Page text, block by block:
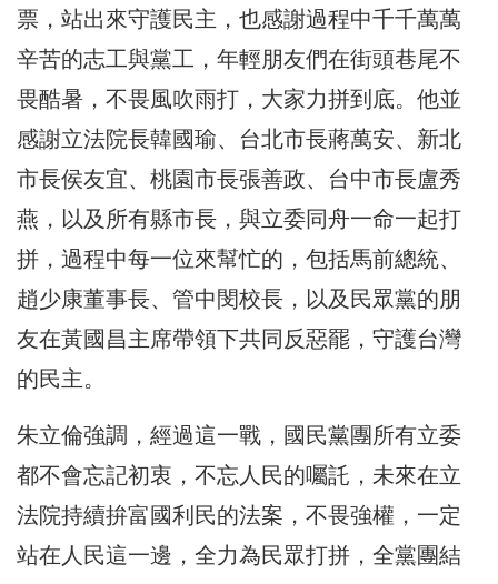
票，站出來守護民主，也感謝過程中千千萬萬
辛苦的志工與黨工，年輕朋友們在街頭巷尾不
畏酷暑，不畏風吹雨打，大家力拼到底。他並
感謝立法院長韓國瑜、台北市長蔣萬安、新北
市長侯友宜、桃園市長張善政、台中市長盧秀
燕，以及所有縣市長，與立委同舟一命一起打
拼，過程中每一位來幫忙的，包括馬前總統、
趙少康董事長、管中閔校長，以及民眾黨的朋
友在黃國昌主席帶領下共同反惡罷，守護台灣
的民主。
朱立倫強調，經過這一戰，國民黨團所有立委
都不會忘記初衷，不忘人民的囑託，未來在立
法院持續拚富國利民的法案，不畏強權，一定
站在人民這一邊，全力為民眾打拼，全黨團結